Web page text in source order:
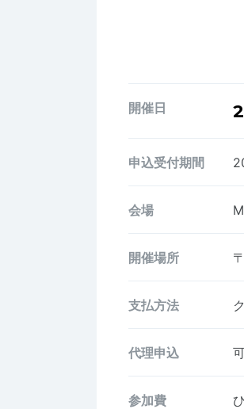
開催日
申込受付期間
会場
開催場所
支払方法
代理申込
参加費